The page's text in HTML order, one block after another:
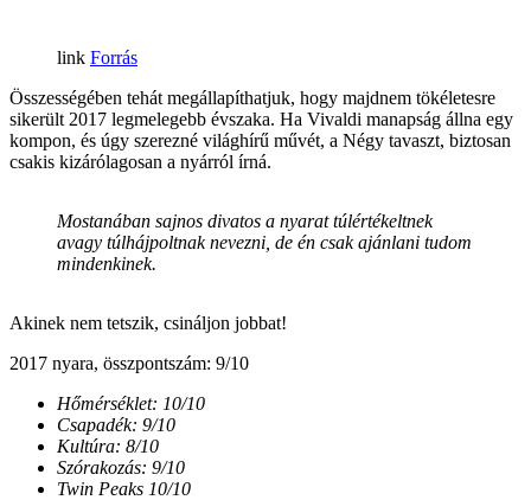
Forrás
Összességében tehát megállapíthatjuk, hogy majdnem tökéletesre
sikerült 2017 legmelegebb évszaka. Ha Vivaldi manapság állna egy
kompon, és úgy szerezné világhírű művét, a Négy tavaszt, biztosan
csakis kizárólagosan a nyárról írná.
Mostanában sajnos divatos a nyarat túlértékeltnek
avagy túlhájpoltnak nevezni, de én csak ajánlani tudom
mindenkinek.
Akinek nem tetszik, csináljon jobbat!
2017 nyara, összpontszám: 9/10
Hőmérséklet: 10/10
Csapadék: 9/10
Kultúra: 8/10
Szórakozás: 9/10
Twin Peaks 10/10